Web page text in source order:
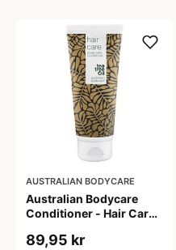
AUSTRALIAN BODYCARE
Australian Bodycare
Conditioner - Hair Care
89,95 kr